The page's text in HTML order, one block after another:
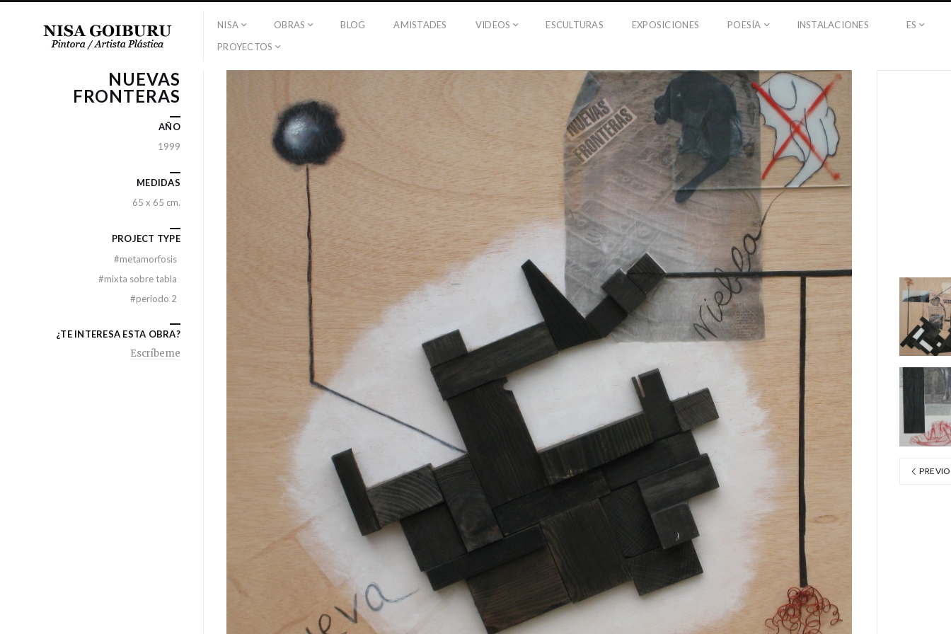
NISA OBRAS BLOG AMISTADES VIDEOS ESCULTURAS EXPOSICIONES POESÍA
INSTALACIONES
PROYECTOS
ES
NUEVAS
FRONTERAS
AÑO
1999
MEDIDAS
65 x 65 cm.
PROJECT TYPE
#metamorfosis
#mixta sobre tabla
#periodo 2
¿TE INTERESA ESTA OBRA?
Escríbeme